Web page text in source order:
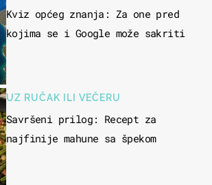
Kviz općeg znanja: Za one pred
kojima se i Google može sakriti
UZ RUČAK ILI VEČERU
Savršeni prilog: Recept za
najfinije mahune sa špekom